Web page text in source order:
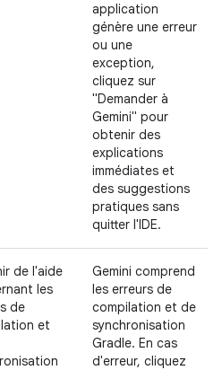
application
génère une erreur
ou une
exception,
cliquez sur
"Demander à
Gemini" pour
obtenir des
explications
immédiates et
des suggestions
pratiques sans
quitter l'IDE.
de l'aide
les
de
et
Gemini comprend
les erreurs de
compilation et de
synchronisation
Gradle. En cas
d'erreur, cliquez